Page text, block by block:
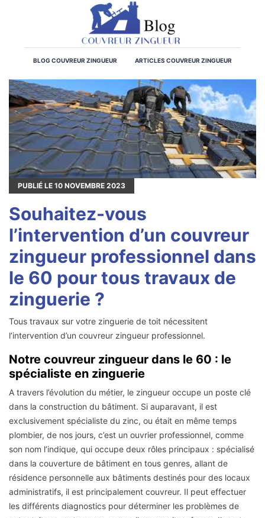
BLOG COUVREUR ZINGUEUR ARTICLES COUVREUR ZINGUEUR
PUBLIÉ LE 10 NOVEMBRE 2023
Souhaitez-vous
l’intervention d’un couvreur
zingueur professionnel dans
le 60 pour tous travaux de
zinguerie ?
Tous travaux sur votre zinguerie de toit nécessitent
l’intervention d’un couvreur zingueur professionnel.
Notre couvreur zingueur dans le 60 : le
spécialiste en zinguerie
A travers l’évolution du métier, le zingueur occupe un poste clé
dans la construction du bâtiment. Si auparavant, il est
exclusivement spécialiste du zinc, ou était en même temps
plombier, de nos jours, c’est un ouvrier professionnel, comme
son nom l’indique, qui occupe deux rôles principaux : spécialisé
dans la couverture de bâtiment en tous genres, allant de
résidence personnelle aux bâtiments destinés pour des locaux
administratifs, il est principalement couvreur. Il peut effectuer
les différents diagnostics pour déterminer les problèmes de